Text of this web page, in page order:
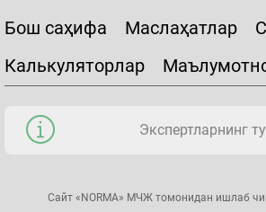
Бош саҳифа Маслаҳатлар
Калькуляторлар
Экспертларнинг
Сайт «NORMA» МЧЖ томонидан ишлаб